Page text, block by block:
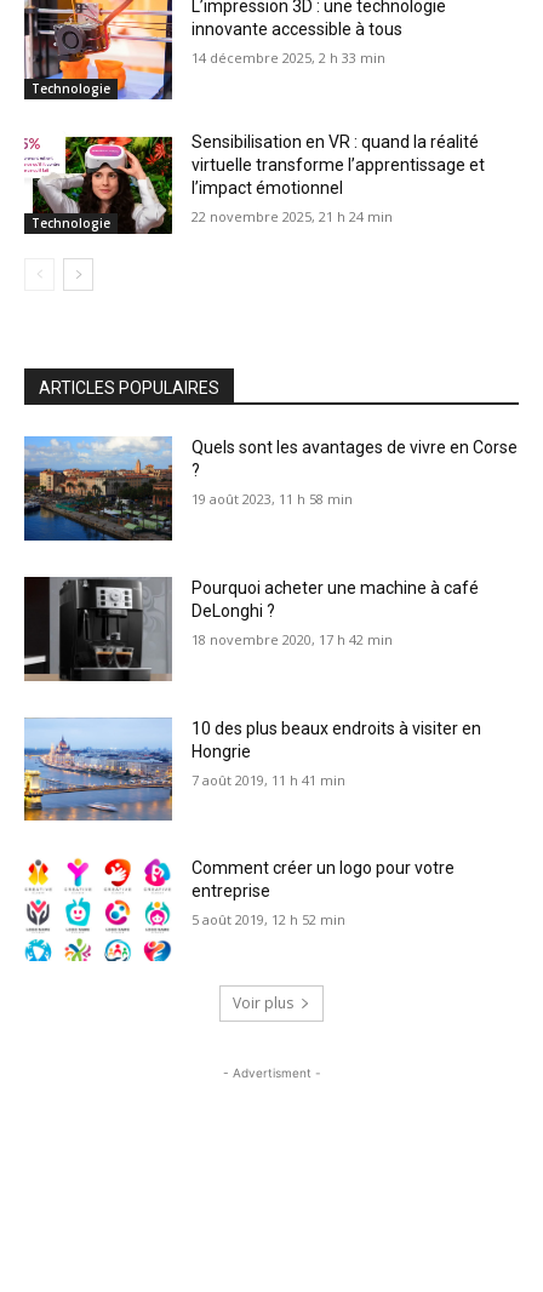
Technologie
L’impression 3D : une technologie
innovante accessible à tous
14 décembre 2025, 2 h 33 min
Technologie
Sensibilisation en VR : quand la réalité
virtuelle transforme l’apprentissage et
l’impact émotionnel
22 novembre 2025, 21 h 24 min
ARTICLES POPULAIRES
Quels sont les avantages de vivre en Corse
?
19 août 2023, 11 h 58 min
Pourquoi acheter une machine à café
DeLonghi ?
18 novembre 2020, 17 h 42 min
10 des plus beaux endroits à visiter en
Hongrie
7 août 2019, 11 h 41 min
Comment créer un logo pour votre
entreprise
5 août 2019, 12 h 52 min
Voir plus
- Advertisment -